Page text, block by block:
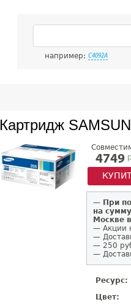
например: C4092A
Картридж
4749
— При
на
Москве
— Акции
—
— 250
—
Ресурс:
Цвет: